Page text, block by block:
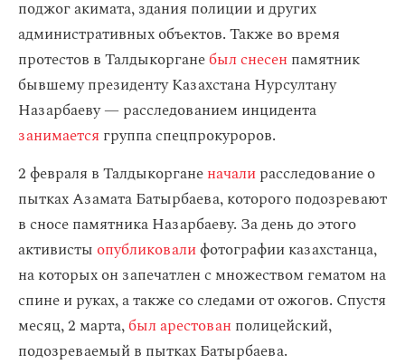
поджог акимата, здания полиции и других
административных объектов. Также во время
протестов в Талдыкорганебыл снесен памятник
бывшему президенту Казахстана Нурсултану
Назарбаеву — расследованием инцидента
занимается группа спецпрокуроров.
2 февраля в Талдыкорганеначалирасследование о
пытках Азамата Батырбаева, которого подозревают
в сносе памятника Назарбаеву. За день до этого
активисты опубликовалифотографии казахстанца,
на которых он запечатлен с множеством гематом на
спине и руках, а также со следами от ожогов. Спустя
месяц, 2 марта,был арестован полицейский,
подозреваемый в пытках Батырбаева.